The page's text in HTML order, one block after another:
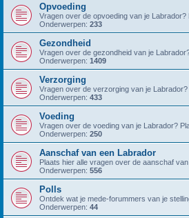
Opvoeding
Vragen over de opvoeding van je Labrador?
Onderwerpen: 233
Gezondheid
Vragen over de gezondheid van je
Onderwerpen: 1409
Verzorging
Vragen over de verzorging van je Labrador?
Onderwerpen: 433
Voeding
Vragen over de voeding van je Labrador?
Onderwerpen: 250
Aanschaf van een Labrador
Plaats hier alle vragen over de aanschaf van
Onderwerpen: 556
Polls
Ontdek wat je mede-forummers van je
Onderwerpen: 44